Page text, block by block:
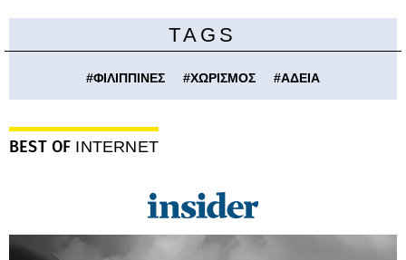
TAGS
#ΦΙΛΙΠΠΙΝΕΣ #ΧΩΡΙΣΜΟΣ #ΑΔΕΙΑ
BEST OF INTERNET